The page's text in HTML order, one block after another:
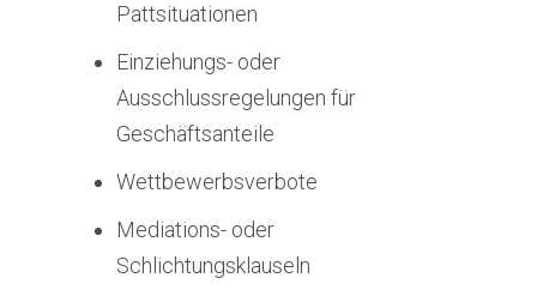
Pattsituationen
Einziehungs- oder
Ausschlussregelungen für
Geschäftsanteile
Wettbewerbsverbote
Mediations- oder
Schlichtungsklauseln